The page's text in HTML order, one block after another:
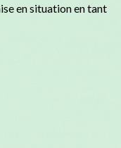
en situation en tant